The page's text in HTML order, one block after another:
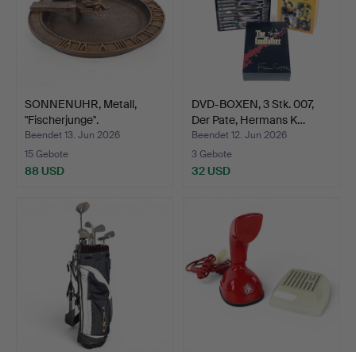
SONNENUHR, Metall,
"Fischerjunge".
Beendet 13. Jun 2026
15 Gebote
88 USD
DVD-BOXEN, 3 Stk. 007,
Der Pate, Hermans K…
Beendet 12. Jun 2026
3 Gebote
32 USD